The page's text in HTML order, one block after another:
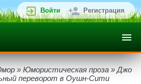
Войти Регистрация
» Юмористическая проза » Джо
переворот в Оушн-Сити